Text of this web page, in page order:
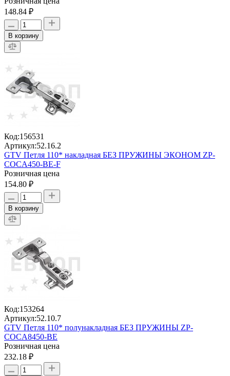
148.84 ₽
В корзину
Код:156531
Артикул:52.16.2
GTV Петля 110* накладная БЕЗ ПРУЖИНЫ ЭКОНОМ ZР-
COCA450-BE-F
Розничная цена
154.80 ₽
В корзину
Код:153264
Артикул:52.10.7
GTV Петля 110* полунакладная БЕЗ ПРУЖИНЫ ZР-
COCA8450-BE
Розничная цена
232.18 ₽